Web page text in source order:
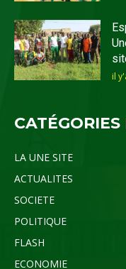
il
LA UNE SITE
ACTUALITES
SOCIETE
POLITIQUE
FLASH
ECONOMIE